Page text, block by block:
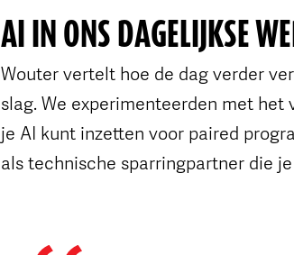
AI IN ONS DAGELIJKSE
Wouter vertelt hoe de dag verder
slag. We experimenteerden met
je AI kunt inzetten voor paired
als technische sparringpartner die